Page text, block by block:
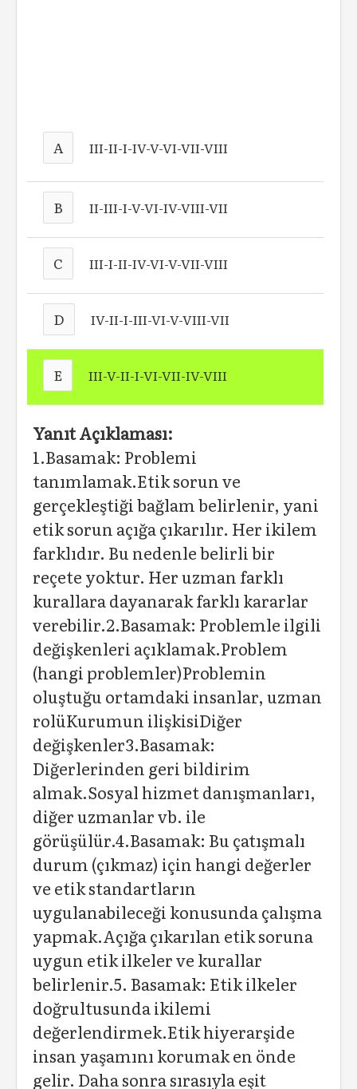
A III-II-I-IV-V-VI-VII-VIII
B II-III-I-V-VI-IV-VIII-VII
C III-I-II-IV-VI-V-VII-VIII
D IV-II-I-III-VI-V-VIII-VII
E III-V-II-I-VI-VII-IV-VIII
Yanıt Açıklaması:
1.Basamak: Problemi
tanımlamak.Etik sorun ve
gerçekleştiği bağlam belirlenir, yani
etik sorun açığa çıkarılır. Her ikilem
farklıdır. Bu nedenle belirli bir
reçete yoktur. Her uzman farklı
kurallara dayanarak farklı kararlar
verebilir.2.Basamak: Problemle ilgili
değişkenleri açıklamak.Problem
(hangi problemler)Problemin
oluştuğu ortamdaki insanlar, uzman
rolüKurumun ilişkisiDiğer
değişkenler3.Basamak:
Diğerlerinden geri bildirim
almak.Sosyal hizmet danışmanları,
diğer uzmanlar vb. ile
görüşülür.4.Basamak: Bu çatışmalı
durum (çıkmaz) için hangi değerler
ve etik standartların
uygulanabileceği konusunda çalışma
yapmak.Açığa çıkarılan etik soruna
uygun etik ilkeler ve kurallar
belirlenir.5. Basamak: Etik ilkeler
doğrultusunda ikilemi
değerlendirmek.Etik hiyerarşide
insan yaşamını korumak en önde
gelir. Daha sonra sırasıyla eşit